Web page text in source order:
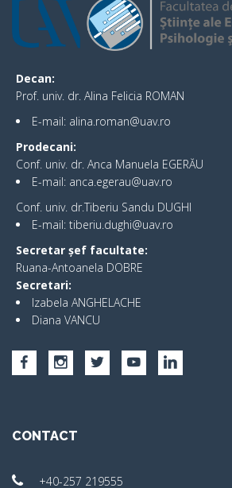
Decan:
Prof. univ. dr. Alina Felicia ROMAN
E-mail: alina.roman@uav.ro
Prodecani:
Conf. univ. dr. Anca Manuela EGERĂU
E-mail: anca.egerau@uav.ro
Conf. univ. dr.Tiberiu Sandu DUGHI
E-mail: tiberiu.dughi@uav.ro
Secretar șef facultate:
Ruana-Antoanela DOBRE
Secretari:
Izabela ANGHELACHE
Diana VANCU
CONTACT
+40-257 219555